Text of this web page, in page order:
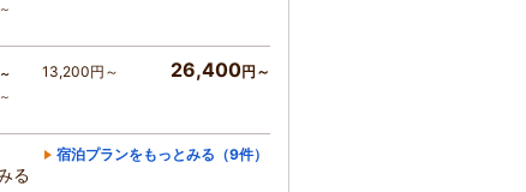
13,200円～ 26,400円～
宿泊プランをもっとみる（9件）
る